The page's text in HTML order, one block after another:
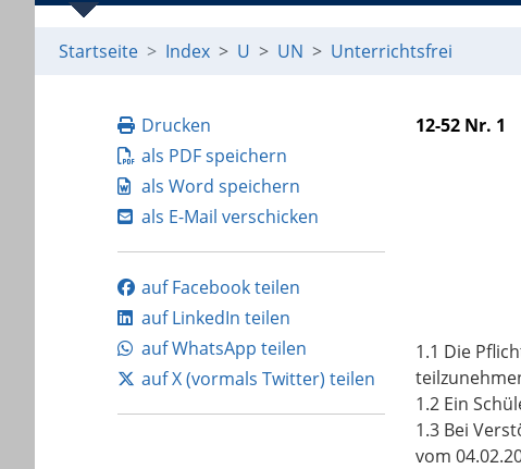
Startseite Index U UN Unterrichtsfrei
Drucken
als PDF speichern
als Word speichern
als E-Mail verschicken
auf Facebook teilen
auf LinkedIn teilen
auf WhatsApp teilen
auf X (vormals Twitter) teilen
12-52 Nr. 1
1.1 Die
1.2 Ein
1.3 Bei
vom